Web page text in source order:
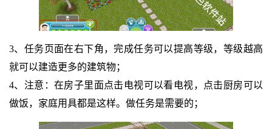
3、任务页面在右下角，完成任务可以提高等级，等级越高
就可以建造更多的建筑物；
4、注意：在房子里面点击电视可以看电视，点击厨房可以
做饭，家庭用具都是这样。做任务是需要的；